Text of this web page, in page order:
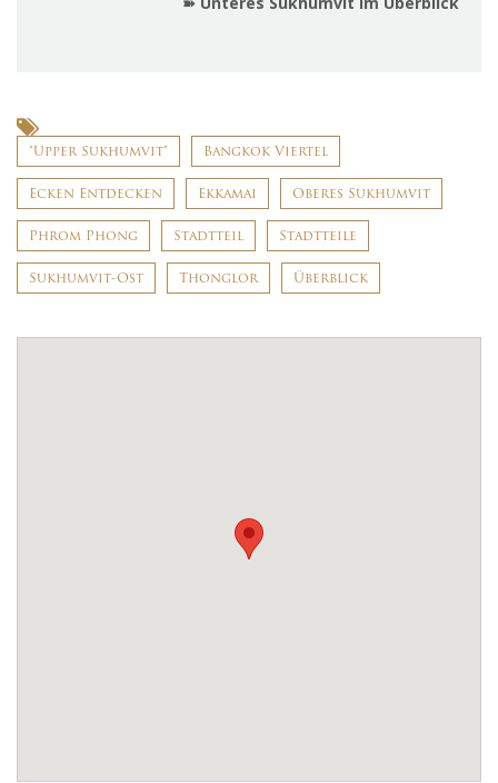
"Upper Sukhumvit" Bangkok Viertel
Ecken Entdecken Ekkamai Oberes Sukhumvit
Phrom Phong Stadtteil Stadtteile
Sukhumvit-Ost Thonglor Überblick